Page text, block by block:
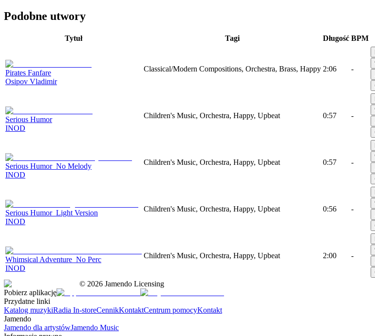
Podobne utwory
Tytuł Tagi Długość BPM
Pirates Fanfare
Osipov Vladimir
Classical/Modern Compositions, Orchestra, Brass, Happy 2:06 -
Serious Humor
INOD
Children's Music, Orchestra, Happy, Upbeat 0:57 -
Serious Humor_No Melody
INOD
Children's Music, Orchestra, Happy, Upbeat 0:57 -
Serious Humor_Light Version
INOD
Children's Music, Orchestra, Happy, Upbeat 0:56 -
Whimsical Adventure_No Perc
INOD
Children's Music, Orchestra, Happy, Upbeat 2:00 -
© 2026 Jamendo Licensing
Pobierz aplikację
Przydatne linki
Katalog muzykiRadia In-storeCennikKontaktCentrum pomocyKontakt
Jamendo
Jamendo dla artystówJamendo Music